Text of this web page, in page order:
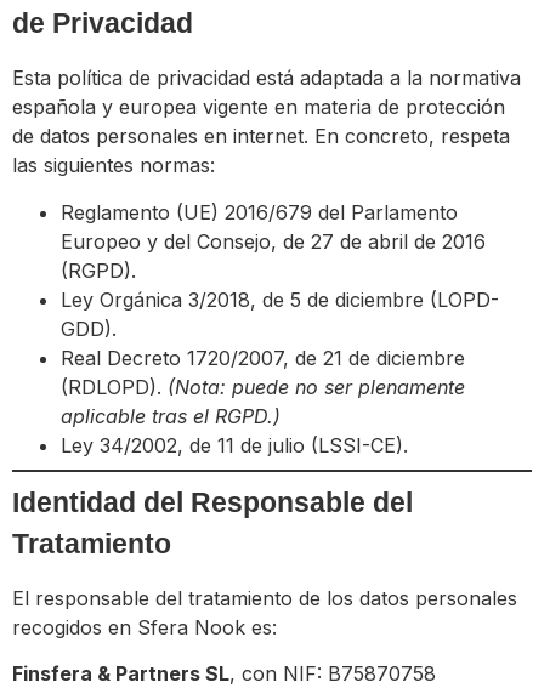
de Privacidad
Esta política de privacidad está adaptada a la normativa
española y europea vigente en materia de protección
de datos personales en internet. En concreto, respeta
las siguientes normas:
Reglamento (UE) 2016/679 del Parlamento
Europeo y del Consejo, de 27 de abril de 2016
(RGPD).
Ley Orgánica 3/2018, de 5 de diciembre (LOPD-
GDD).
Real Decreto 1720/2007, de 21 de diciembre
(RDLOPD). (Nota: puede no ser plenamente
aplicable tras el RGPD.)
Ley 34/2002, de 11 de julio (LSSI-CE).
Identidad del Responsable del
Tratamiento
El responsable del tratamiento de los datos personales
recogidos en Sfera Nook es:
Finsfera & Partners SL, con NIF: B75870758